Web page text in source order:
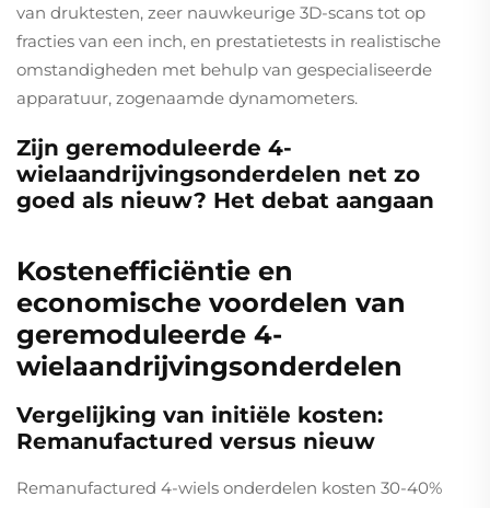
van druktesten, zeer nauwkeurige 3D-scans tot op
fracties van een inch, en prestatietests in realistische
omstandigheden met behulp van gespecialiseerde
apparatuur, zogenaamde dynamometers.
Zijn geremoduleerde 4-
wielaandrijvingsonderdelen net zo
goed als nieuw? Het debat aangaan
Kostenefficiëntie en
economische voordelen van
geremoduleerde 4-
wielaandrijvingsonderdelen
Vergelijking van initiële kosten:
Remanufactured versus nieuw
Remanufactured 4-wiels onderdelen kosten 30-40%